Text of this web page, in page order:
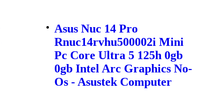
Asus Nuc 14 Pro
Rnuc14rvhu500002i Mini
Pc Core Ultra 5 125h 0gb
0gb Intel Arc Graphics No-
Os - Asustek Computer